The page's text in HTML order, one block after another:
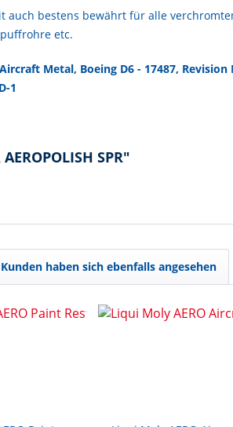
auch bestens bewährt für alle
etc.
Metal, Boeing D6 - 17487,
1
SPR"
Kunden haben sich ebenfalls angesehen